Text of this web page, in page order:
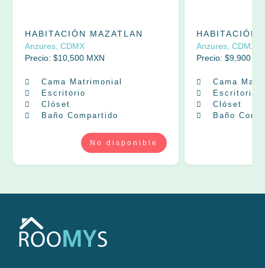
HABITACIÓN MAZATLAN
Anzures, CDMX
Precio: $10,500 MXN
Cama Matrimonial
Escritorio
Clóset
Baño Compartido
HABITACIÓN
Anzures, CDMX
Precio: $9,900
Cama
Escritorio
Clóset
Baño